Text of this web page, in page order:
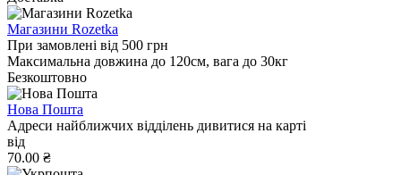
Магазини Rozetka
При замовлені від 500 грн
Максимальна довжина до 120см, вага до 30кг
Безкоштовно
Нова Пошта
Адреси найближчих відділень дивитися на карті
від
70.00 ₴